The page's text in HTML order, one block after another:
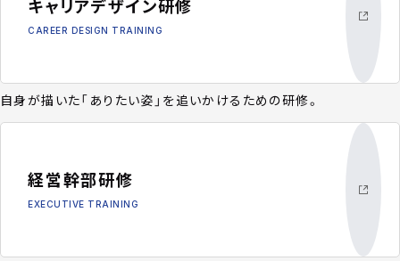
キャリアデザイン研修
CAREER DESIGN TRAINING
自身が描いた「ありたい姿」を追いかけるための研修。
経営幹部研修
EXECUTIVE TRAINING